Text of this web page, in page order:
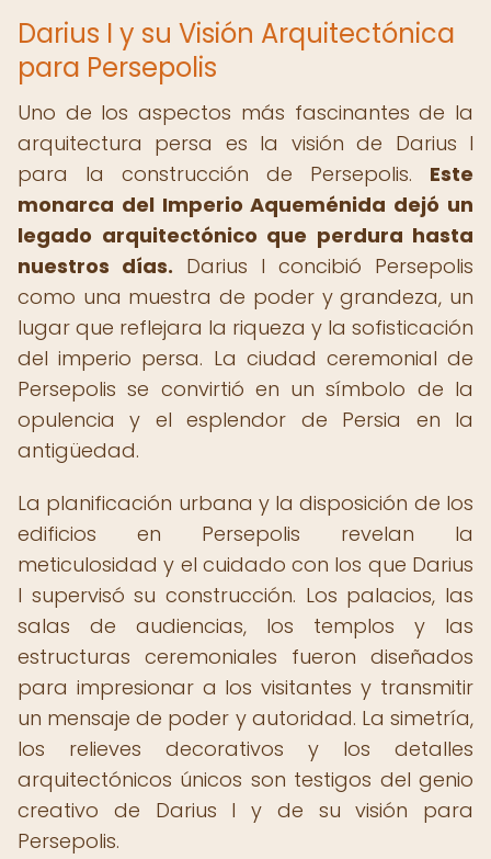
Darius I y su Visión Arquitectónica
para Persepolis
Uno de los aspectos más fascinantes de la
arquitectura persa es la visión de Darius I
para la construcción de Persepolis. Este
monarca del Imperio Aqueménida dejó un
legado arquitectónico que perdura hasta
nuestros días. Darius I concibió Persepolis
como una muestra de poder y grandeza, un
lugar que reflejara la riqueza y la sofisticación
del imperio persa. La ciudad ceremonial de
Persepolis se convirtió en un símbolo de la
opulencia y el esplendor de Persia en la
antigüedad.
La planificación urbana y la disposición de los
edificios en Persepolis revelan la
meticulosidad y el cuidado con los que Darius
I supervisó su construcción. Los palacios, las
salas de audiencias, los templos y las
estructuras ceremoniales fueron diseñados
para impresionar a los visitantes y transmitir
un mensaje de poder y autoridad. La simetría,
los relieves decorativos y los detalles
arquitectónicos únicos son testigos del genio
creativo de Darius I y de su visión para
Persepolis.